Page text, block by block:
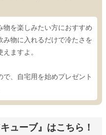
物を楽しみたい方におすすめ
み物に入れるだけで冷たさを
ますよ。
、自宅用を始めプレゼント
ューブ』はこちら！